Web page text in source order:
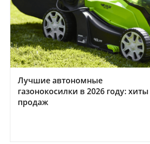
Лучшие автономные
газонокосилки в 2026 году: хиты
продаж